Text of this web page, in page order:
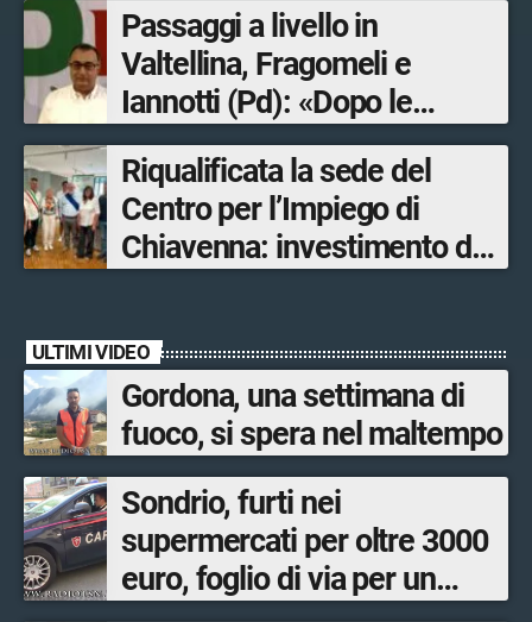
Passaggi a livello in
Valtellina, Fragomeli e
Iannotti (Pd): «Dopo le
Olimpiadi solo un terzo delle
opere sostitutive sarà
ultimato entro il 2026»
Riqualificata la sede del
Centro per l’Impiego di
Chiavenna: investimento da
ULTIMI VIDEO
Gordona, una settimana di
fuoco, si spera nel maltempo
Sondrio, furti nei
supermercati per oltre 3000
euro, foglio di via per un